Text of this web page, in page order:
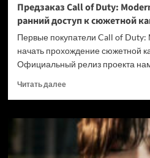
Предзаказ Call of Duty:
ранний доступ к сюжетной
Первые покупатели Call of Duty:
начать прохождение сюжетной
Официальный релиз проекта
Читать далееПрочитать
Предзаказ
Call
Duty: